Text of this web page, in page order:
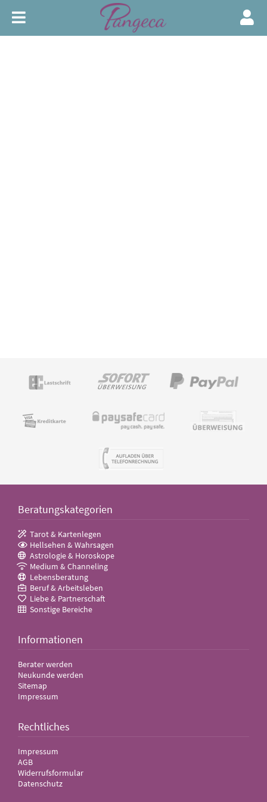
Beratungskategorien
Tarot & Kartenlegen
Hellsehen & Wahrsagen
Astrologie & Horoskope
Medium & Channeling
Lebensberatung
Beruf & Arbeitsleben
Liebe & Partnerschaft
Sonstige Bereiche
Informationen
Berater werden
Neukunde werden
Sitemap
Impressum
Rechtliches
Impressum
AGB
Widerrufsformular
Datenschutz